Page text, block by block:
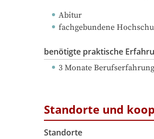
Abitur
fachgebundene
benötigte praktische
3 Monate Berufserfahrung
Standorte und
Standorte